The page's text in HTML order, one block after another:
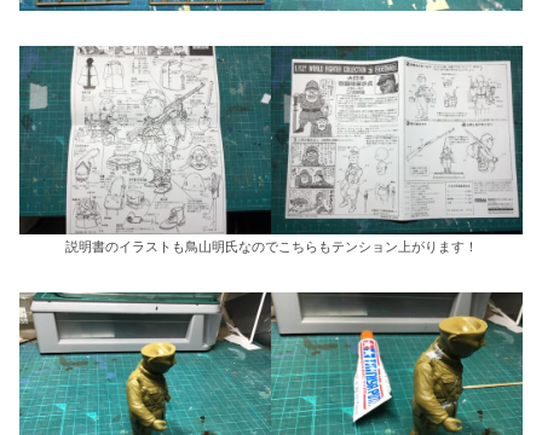
説明書のイラストも鳥山明氏なのでこちらもテンション上がります！